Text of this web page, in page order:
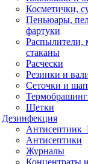
Косметички,
Пеньюары,
фартуки
Распылители,
стаканы
Расчески
Резинки и
Сеточки и
Щетки
Дезинфекция
Антисептики
Журналы
Концентраты